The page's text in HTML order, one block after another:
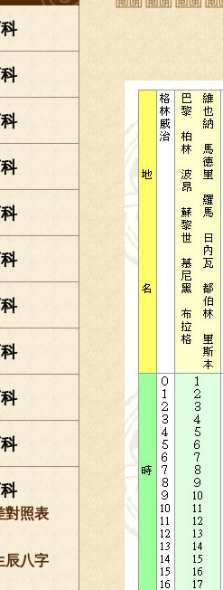
對照表
辰八字